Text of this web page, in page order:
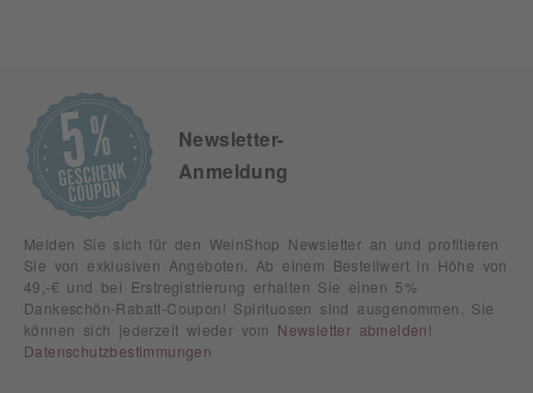
Newsletter-
Anmeldung
Melden Sie sich für den WeinShop Newsletter an und profitieren
Sie von exklusiven Angeboten. Ab einem Bestellwert in Höhe von
49,-€ und bei Erstregistrierung erhalten Sie einen 5%
Dankeschön-Rabatt-Coupon! Spirituosen sind ausgenommen. Sie
können sich jederzeit wieder vom Newsletter abmelden !
Datenschutzbestimmungen